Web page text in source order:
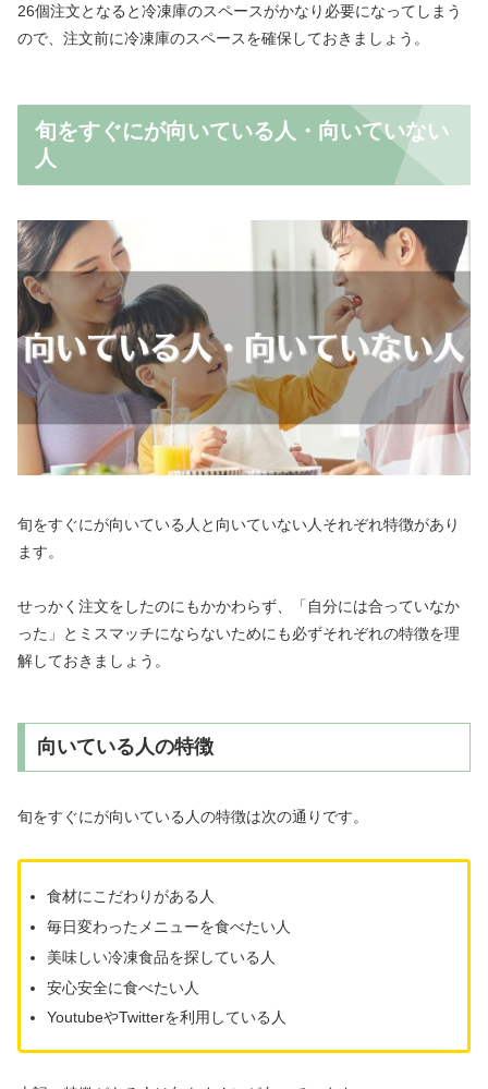
26個注文となると冷凍庫のスペースがかなり必要になってしまう
ので、注文前に冷凍庫のスペースを確保しておきましょう。
旬をすぐにが向いている人・向いていない
人
旬をすぐにが向いている人と向いていない人それぞれ特徴があり
ます。
せっかく注文をしたのにもかかわらず、「自分には合っていなか
った」とミスマッチにならないためにも必ずそれぞれの特徴を理
解しておきましょう。
向いている人の特徴
旬をすぐにが向いている人の特徴は次の通りです。
食材にこだわりがある人
毎日変わったメニューを食べたい人
美味しい冷凍食品を探している人
安心安全に食べたい人
YoutubeやTwitterを利用している人